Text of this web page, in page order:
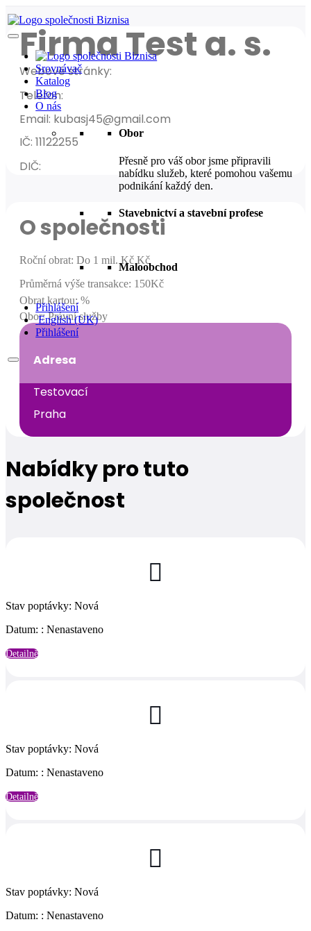
Srovnávač
Katalog
Blog
O nás
Obor
Přesně pro váš obor jsme připravili
nabídku služeb, které pomohou vašemu
podnikání každý den.
Stavebnictví a stavební profese
Maloobchod
Přihlášení
English (UK)
Přihlášení
Firma Test a. s.
Webové stránky:
Telefon:
Email: kubasj45@gmail.com
IČ: 11122255
DIČ:
O společnosti
Roční obrat: Do 1 mil. Kč Kč
Průměrná výše transakce: 150Kč
Obrat kartou: %
Obor: Právní služby
Adresa
Testovací
Praha
Nabídky pro tuto
společnost

Stav poptávky: Nová
Datum: : Nenastaveno
Detailně

Stav poptávky: Nová
Datum: : Nenastaveno
Detailně

Stav poptávky: Nová
Datum: : Nenastaveno